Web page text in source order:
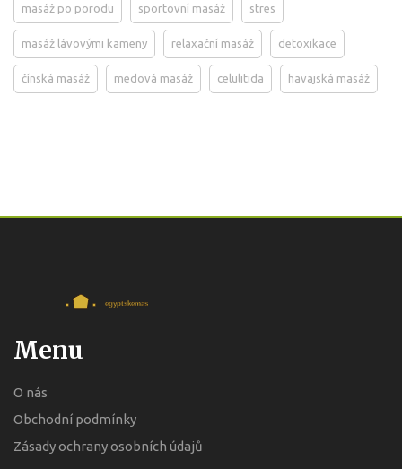
masáž po porodu sportovní masáž stres
masáž lávovými kameny relaxační masáž detoxikace
čínská masáž medová masáž celulitida havajská masáž
Menu
O nás
Obchodní podmínky
Zásady ochrany osobních údajů